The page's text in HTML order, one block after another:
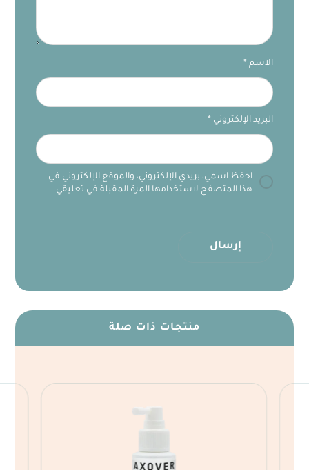
الاسم *
البريد الإلكتروني *
احفظ اسمي، بريدي الإلكتروني، والموقع الإلكتروني في
هذا المتصفح لاستخدامها المرة المقبلة في تعليقي.
إرسال
منتجات ذات صلة